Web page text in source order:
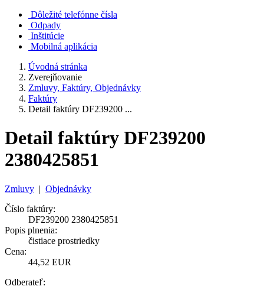
Dôležité telefónne čísla
Odpady
Inštitúcie
Mobilná aplikácia
Úvodná stránka
Zverejňovanie
Zmluvy, Faktúry, Objednávky
Faktúry
Detail faktúry DF239200 ...
Detail faktúry DF239200
2380425851
Zmluvy | Objednávky
Číslo faktúry:
DF239200 2380425851
Popis plnenia:
čistiace prostriedky
Cena:
44,52 EUR
Odberateľ: